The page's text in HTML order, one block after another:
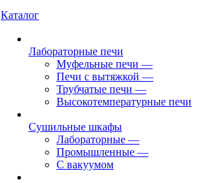
Каталог
Лабораторные печи
Муфельные печи —
Печи с вытяжкой —
Трубчатые печи —
Высокотемпературные печи
Сушильные шкафы
Лабораторные —
Промышленные —
С вакуумом